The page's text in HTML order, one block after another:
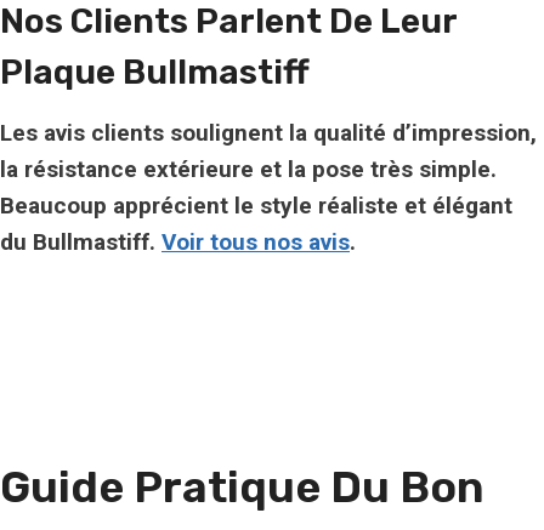
Nos Clients Parlent De Leur
Plaque Bullmastiff
Les avis clients soulignent la qualité d’impression,
la résistance extérieure et la pose très simple.
Beaucoup apprécient le style réaliste et élégant
du Bullmastiff. Voir tous nos avis.
Guide Pratique Du Bon